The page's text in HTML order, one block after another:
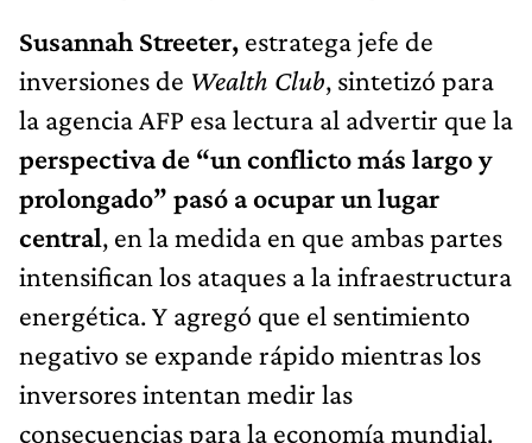
Susannah Streeter, estratega jefe de
inversiones de Wealth Club, sintetizó para
la agencia AFP esa lectura al advertir que la
perspectiva de “un conflicto más largo y
prolongado” pasó a ocupar un lugar
central, en la medida en que ambas partes
intensifican los ataques a la infraestructura
energética. Y agregó que el sentimiento
negativo se expande rápido mientras los
inversores intentan medir las
consecuencias para la economía mundial.